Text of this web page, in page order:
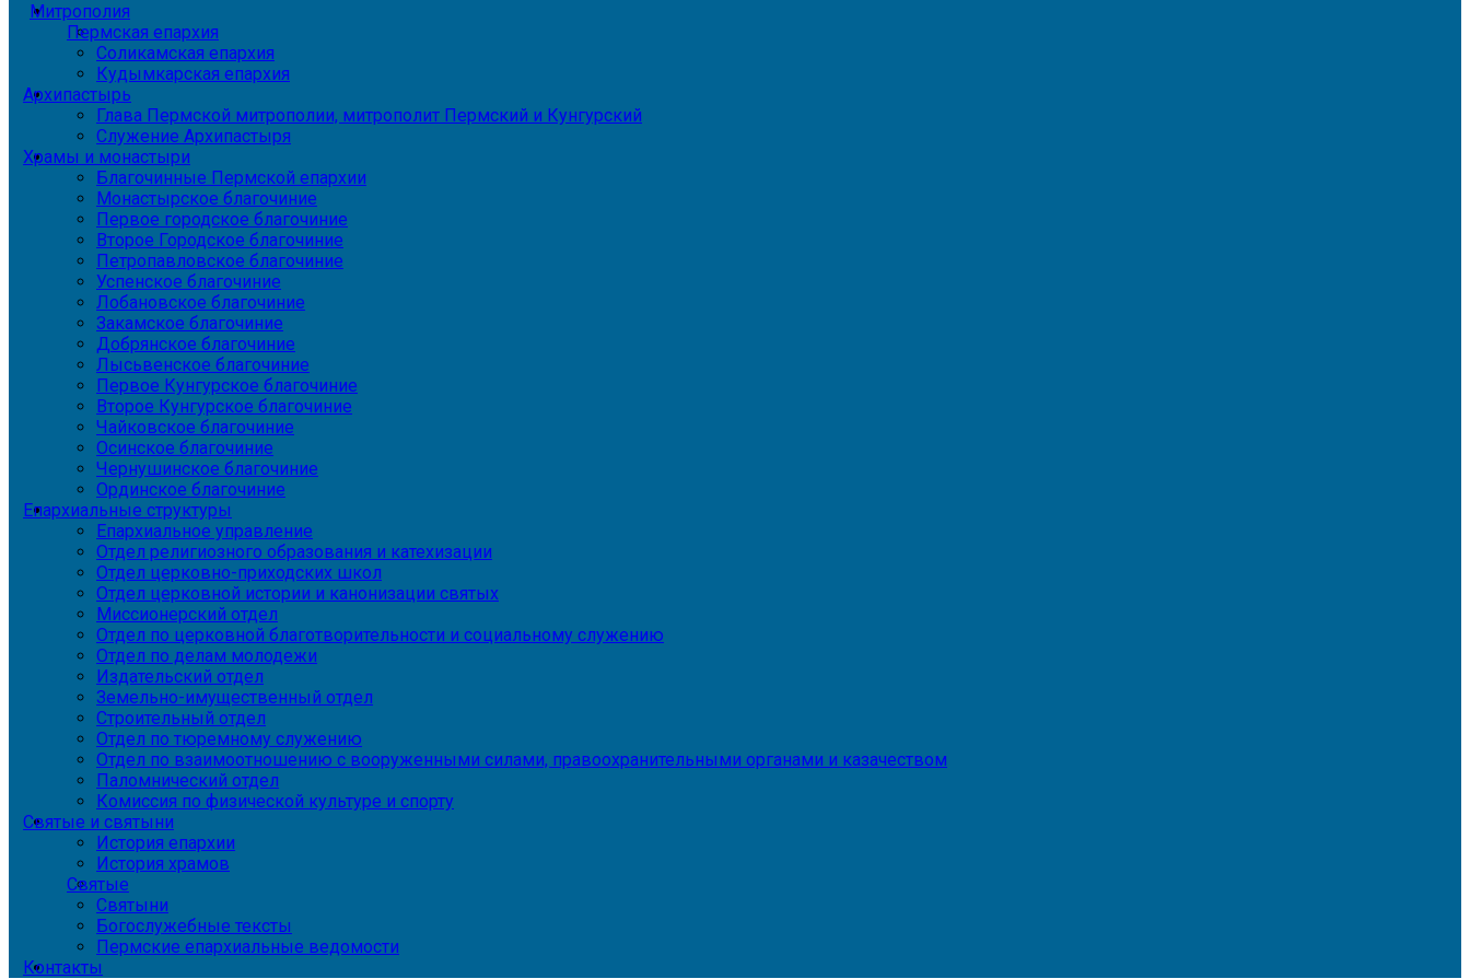
Митрополия
Пермская епархия
Соликамская епархия
Кудымкарская епархия
Архипастырь
Глава Пермской митрополии, митрополит Пермский и Кунгурский
Служение Архипастыря
Храмы и монастыри
Благочинные Пермской епархии
Монастырское благочиние
Первое городское благочиние
Второе Городское благочиние
Петропавловское благочиние
Успенское благочиние
Лобановское благочиние
Закамское благочиние
Добрянское благочиние
Лысьвенское благочиние
Первое Кунгурское благочиние
Второе Кунгурское благочиние
Чайковское благочиние
Осинское благочиние
Чернушинское благочиние
Ординское благочиние
Епархиальные структуры
Епархиальное управление
Отдел религиозного образования и катехизации
Отдел церковно-приходских школ
Отдел церковной истории и канонизации святых
Миссионерский отдел
Отдел по церковной благотворительности и социальному служению
Отдел по делам молодежи
Издательский отдел
Земельно-имущественный отдел
Строительный отдел
Отдел по тюремному служению
Отдел по взаимоотношению с вооруженными силами, правоохранительными органами и казачеством
Паломнический отдел
Комиссия по физической культуре и спорту
Святые и святыни
История епархии
История храмов
Святые
Святыни
Богослужебные тексты
Пермские епархиальные ведомости
Контакты